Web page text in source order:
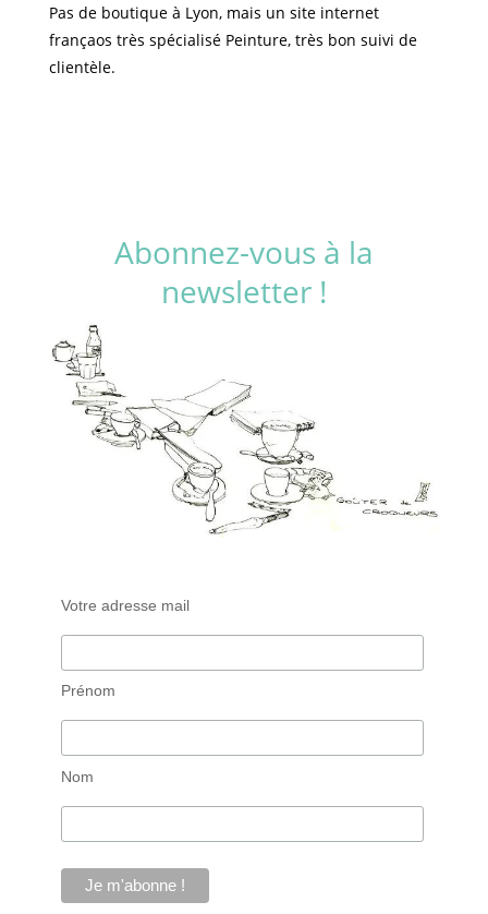
Pas de boutique à Lyon, mais un site internet
françaos très spécialisé Peinture, très bon suivi de
clientèle.
Abonnez-vous à la
newsletter !
Votre adresse mail
Prénom
Nom